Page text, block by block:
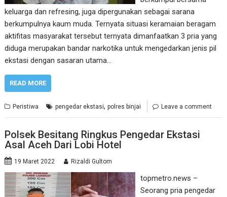
keluarga dan refresing, juga dipergunakan sebagai sarana
berkumpulnya kaum muda. Ternyata situasi keramaian beragam
aktifitas masyarakat tersebut ternyata dimanfaatkan 3 pria yang
diduga merupakan bandar narkotika untuk mengedarkan jenis pil
ekstasi dengan sasaran utama…
READ MORE
Peristiwa pengedar ekstasi,polres binjai Leave a comment
Polsek Besitang Ringkus Pengedar Ekstasi
Asal Aceh Dari Lobi Hotel
19 Maret 2022 Rizaldi Gultom
topmetro.news –
Seorang pria pengedar